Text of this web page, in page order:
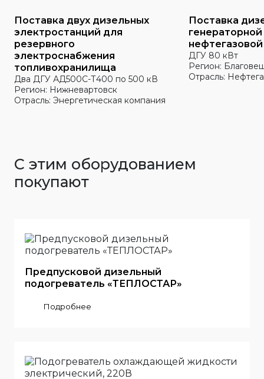
Поставка двух дизельных
электростанций для
резервного
электроснабжения
топливохранилища
Два ДГУ АД500С-Т400 по 500 кВ
Регион: Нижневартовск
Отрасль: Энергетическая компания
Поставка
ДГУ 80 кВт
Регион:
Отрасль:
С этим оборудованием
покупают
Предпусковой дизельный
подогреватель «ТЕПЛОСТАР»
Подробнее